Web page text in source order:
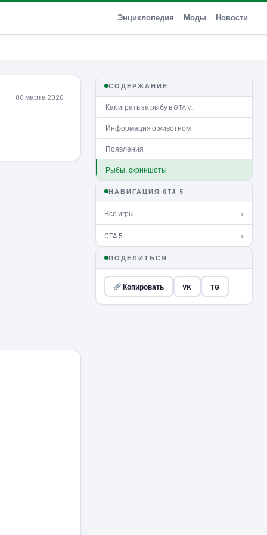
Энциклопедия Моды Новости
08 марта 2026
СОДЕРЖАНИЕ
Как играть за рыбу в GTA V:
Информация о животном
Появления
Рыбы: скриншоты
НАВИГАЦИЯ GTA 5
Все игры ›
GTA 5 ›
ПОДЕЛИТЬСЯ
Копировать VK TG